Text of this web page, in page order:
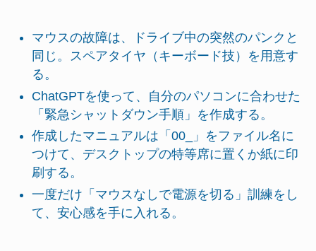
マウスの故障は、ドライブ中の突然のパンクと
同じ。スペアタイヤ（キーボード技）を用意す
る。
ChatGPTを使って、自分のパソコンに合わせた
「緊急シャットダウン手順」を作成する。
作成したマニュアルは「00_」をファイル名に
つけて、デスクトップの特等席に置くか紙に印
刷する。
一度だけ「マウスなしで電源を切る」訓練をし
て、安心感を手に入れる。